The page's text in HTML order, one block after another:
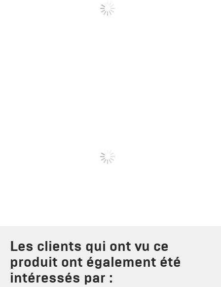
Les clients qui ont vu ce
produit ont également été
intéressés par :